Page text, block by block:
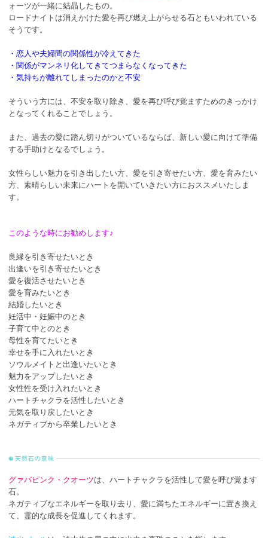
ォーツが一緒に結晶したもの。
ロードナイトは消えかけた愛を再び燃え上がらせる石ともいわれている
そうです。
・恋人や夫婦間の関係性が冷えてきた
・関係がマンネリ化してきてつまらなくなってきた
・気持ちが離れてしまったのかと不安
そういう方には、不安を取り除き、愛を再び呼び覚ますためのきっかけ
となってくれることでしょう。
また、過去の愛に踏ん切りがついているならば、新しい愛に向けて準備
する手助けとなるでしょう。
女性らしい魅力を引き出したい方、愛を引き寄せたい方、愛を育みたい
方、素晴らしい未来にハートを開いていきたい方におススメいたしま
す。
このような時にお勧めします♪
良縁を引き寄せたいとき
出逢いを引き寄せたいとき
愛を復活させたいとき
愛を育みたいとき
結婚したいとき
妊活中・妊娠中のとき
子育て中とのとき
母性を育てたいとき
幸せを手に入れたいとき
ソウルメイトと出逢いたいとき
魅力をアップしたいとき
女性性を受け入れたいとき
ハートチャクラを活性したいとき
元気を取り戻したいとき
ネガティブから卒業したいとき
グァバピンク・クオーツは、ハートチャクラを活性して愛を呼び覚ます
石。
ネガティブなエネルギーを取り去り、愛に満ちたエネルギーに置き換え
て、霊的な成長を促進してくれます。